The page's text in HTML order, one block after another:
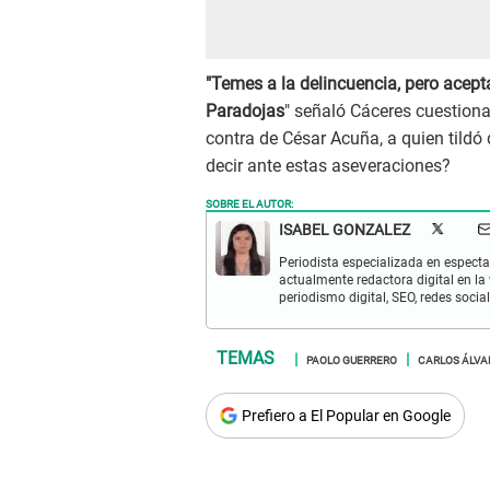
"Temes a la delincuencia, pero
Paradojas" señaló Cáceres
contra de César Acuña, a quien
decir ante estas aseveraciones?
SOBRE EL AUTOR:
ISABEL GONZALEZ
Periodista especializada en
actualmente redactora digital en la
periodismo digital, SEO, redes
PAOLO GUERRERO CARLOS
Prefiero a El Popular en Google